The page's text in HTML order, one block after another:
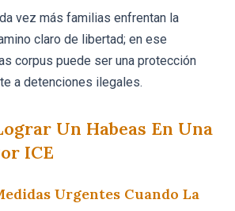
vez más familias enfrentan la
claro de libertad; en ese
corpus puede ser una protección
a detenciones ilegales.
Un Habeas En Una
ICE
Urgentes Cuando La